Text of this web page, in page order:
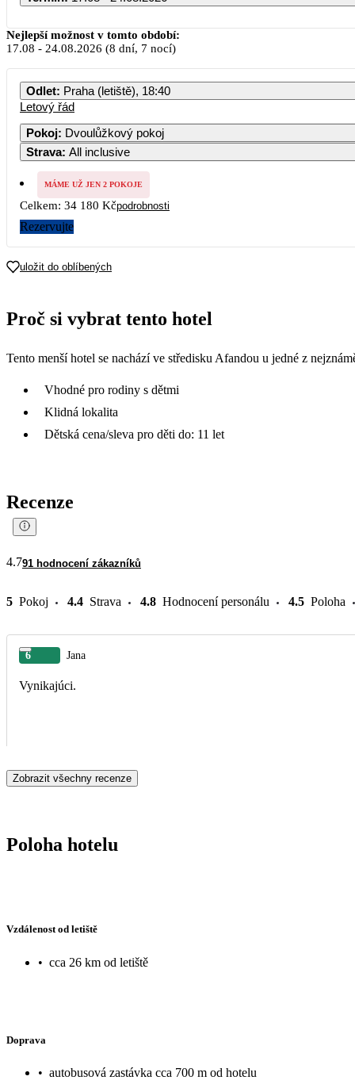
Nejlepší možnost v tomto období:
17.08 - 24.08.2026 (8 dní, 7 nocí)
Odlet: Praha (letiště), 18:40
Letový řád
Pokoj: Dvoulůžkový pokoj
Strava: All inclusive
MÁME UŽ JEN 2 POKOJE
Celkem: 34 180 Kčpodrobnosti
Rezervujte
uložit do oblíbených
Proč si vybrat tento hotel
Tento menší hotel se nachází ve středisku Afandou u jedné z
Vhodné pro rodiny s dětmi
Klidná lokalita
Dětská cena/sleva pro děti do: 11 let
Recenze
4.791 hodnocení zákazníků
5 Pokoj 4.4 Strava 4.8 Hodnocení personálu 4.5 Poloha
6 Jana
Vynikajúci.
Zobrazit všechny recenze
Poloha hotelu
Vzdálenost od letiště
• cca 26 km od letiště
Doprava
• autobusová zastávka cca 700 m od hotelu